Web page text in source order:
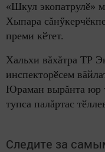
«Шкул экопатрулӗ»
Хыпара
преми кӗтет.
Хальхи вăхăтра ТР
инспекторӗсем
Юраман вырăнта юр
тупса палăртас
Следите за